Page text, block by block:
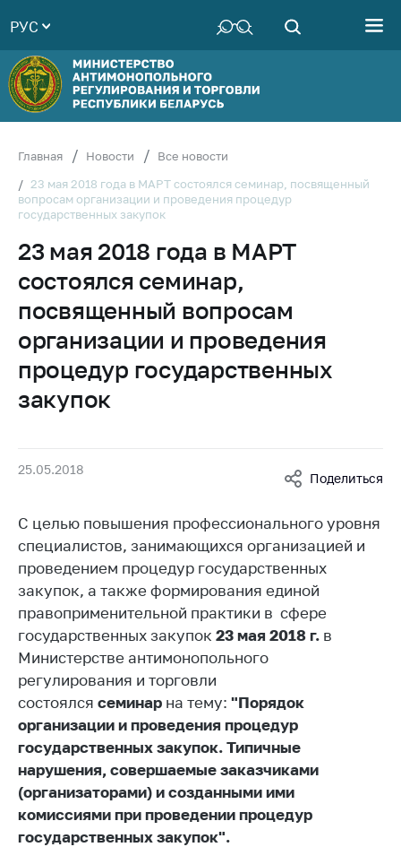
Руководство
Структура
Министерства
Территориальные
Законодательство
деятельность
Общественно-
консультативный
совет
Соискателям
Награждения
Идеологическая
работа
Официальные
геральдические
символы
5 лет МАРТ
Деятельность
Ценовая политика
Антимонопольное
регулирование и
конкуренция
Торговля и услуги
РУС
Главная Новости
Все новости
23 мая 2018 года в МАРТ состоялся семинар, посвященный
вопросам организации и проведения процедур
государственных закупок
23 мая 2018 года в МАРТ
состоялся семинар,
посвященный вопросам
организации и проведения
процедур государственных
закупок
25.05.2018
Поделиться
С целью повышения профессионального уровня
специалистов, занимающихся организацией и
проведением процедур государственных
закупок, а также формирования единой
правоприменительной практики в сфере
государственных закупок 23 мая 2018 г. в
Министерстве антимонопольного
регулирования и торговли
состоялся семинар на тему: "Порядок
организации и проведения процедур
государственных закупок. Типичные
нарушения, совершаемые заказчиками
(организаторами) и созданными ими
комиссиями при проведении процедур
государственных закупок".